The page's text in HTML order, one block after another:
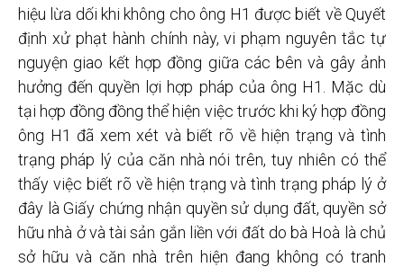
hiệu lừa dối khi không cho ông H1 được biết về Quyết
định xử phạt hành chính này, vi phạm nguyên tắc tự
nguyện giao kết hợp đồng giữa các bên và gây ảnh
hưởng đến quyền lợi hợp pháp của ông H1. Mặc dù
tại hợp đồng đồng thể hiện việc trước khi ký hợp đồng
ông H1 đã xem xét và biết rõ về hiện trạng và tình
trạng pháp lý của căn nhà nói trên, tuy nhiên có thể
thấy việc biết rõ về hiện trạng và tình trạng pháp lý ở
đây là Giấy chứng nhận quyền sử dụng đất, quyền sở
hữu nhà ở và tài sản gắn liền với đất do bà Hoà là chủ
sở hữu và căn nhà trên hiện đang không có tranh